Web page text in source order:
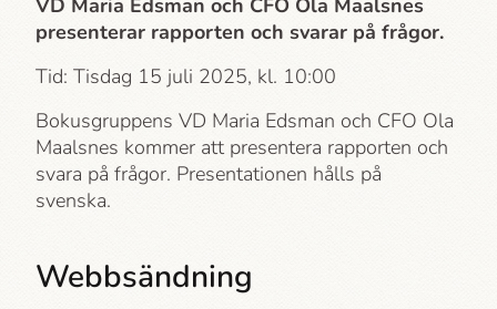
VD Maria Edsman och CFO Ola Maalsnes
presenterar rapporten och svarar på frågor.
Tid: Tisdag 15 juli 2025, kl. 10:00
Bokusgruppens VD Maria Edsman och CFO Ola
Maalsnes kommer att presentera rapporten och
svara på frågor. Presentationen hålls på
svenska.
Webbsändning